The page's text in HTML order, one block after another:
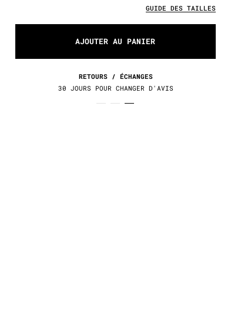
GUIDE DES TAILLES
AJOUTER AU PANIER
RETOURS / ÉCHANGES
30 JOURS POUR CHANGER D'AVIS